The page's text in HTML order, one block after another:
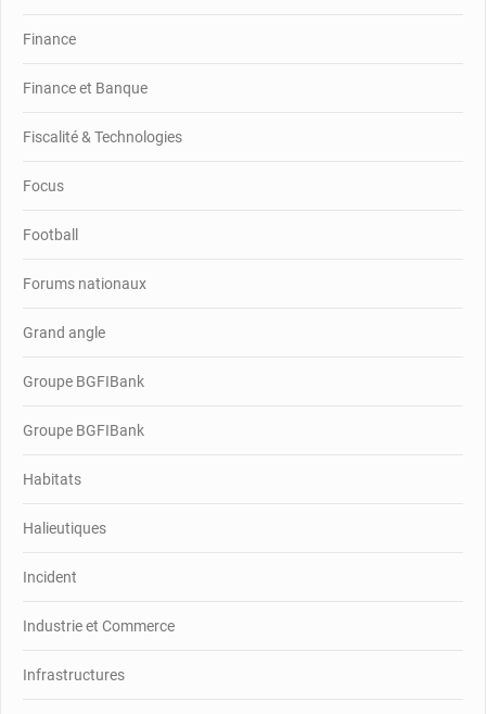
Finance
Finance et Banque
Fiscalité & Technologies
Focus
Football
Forums nationaux
Grand angle
Groupe BGFIBank
Groupe BGFIBank
Habitats
Halieutiques
Incident
Industrie et Commerce
Infrastructures